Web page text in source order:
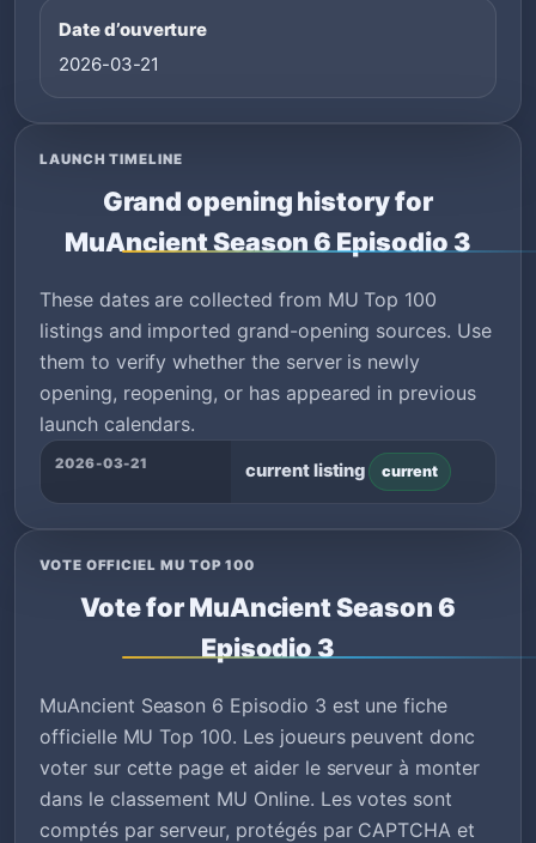
Date d’ouverture
2026-03-21
LAUNCH TIMELINE
Grand opening history for
MuAncient Season 6 Episodio 3
These dates are collected from MU Top 100
listings and imported grand-opening sources. Use
them to verify whether the server is newly
opening, reopening, or has appeared in previous
launch calendars.
2026-03-21 current listing current
VOTE OFFICIEL MU TOP 100
Vote for MuAncient Season 6
Episodio 3
MuAncient Season 6 Episodio 3 est une fiche
officielle MU Top 100. Les joueurs peuvent donc
voter sur cette page et aider le serveur à monter
dans le classement MU Online. Les votes sont
comptés par serveur, protégés par CAPTCHA et